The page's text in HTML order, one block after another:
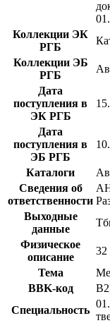
Коллекции ЭК
РГБ
Коллекции ЭБ
РГБ
Дата
поступления в
ЭК РГБ
Дата
поступления в
ЭБ РГБ
Каталоги
Сведения об
ответственности
Выходные
данные
Физическое
описание
32
Тема
BBK-код
Специальность